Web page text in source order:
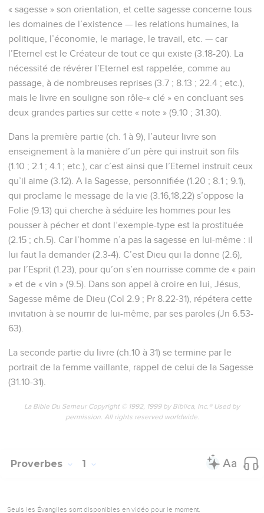
« sagesse » son orientation, et cette sagesse concerne tous
les domaines de l’existence — les relations humaines, la
politique, l’économie, le mariage, le travail, etc. — car
l’Eternel est le Créateur de tout ce qui existe (3.18-20). La
nécessité de révérer l’Eternel est rappelée, comme au
passage, à de nombreuses reprises (3.7 ; 8.13 ; 22.4 ; etc.),
mais le livre en souligne son rôle-« clé » en concluant ses
deux grandes parties sur cette « note » (9.10 ; 31.30).
Dans la première partie (ch. 1 à 9), l’auteur livre son
enseignement à la manière d’un père qui instruit son fils
(1.10 ; 2.1 ; 4.1 ; etc.), car c’est ainsi que l’Eternel instruit ceux
qu’il aime (3.12). A la Sagesse, personnifiée (1.20 ; 8.1 ; 9.1),
qui proclame le message de la vie (3.16,18,22) s’oppose la
Folie (9.13) qui cherche à séduire les hommes pour les
pousser à pécher et dont l’exemple-type est la prostituée
(2.15 ; ch.5). Car l’homme n’a pas la sagesse en lui-même : il
lui faut la demander (2.3-4). C’est Dieu qui la donne (2.6),
par l’Esprit (1.23), pour qu’on s’en nourrisse comme de « pain
» et de « vin » (9.5). Dans son appel à croire en lui, Jésus,
Sagesse même de Dieu (Col 2.9 ; Pr 8.22-31), répétera cette
invitation à se nourrir de lui-même, par ses paroles (Jn 6.53-
63).
La seconde partie du livre (ch.10 à 31) se termine par le
portrait de la femme vaillante, rappel de celui de la Sagesse
(31.10-31).
La Bible Du Semeur Copyright © 1992, 1999 by Biblica, Inc.® Used by
permission. All rights reserved worldwide.
Proverbes 1
Seuls les Évangiles sont disponibles en vidéo pour le moment.